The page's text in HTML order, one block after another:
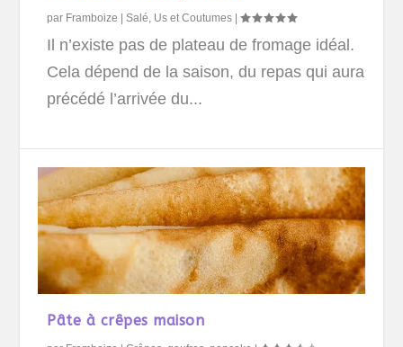
par Framboize |Salé, Us et Coutumes |
Il n’existe pas de plateau de fromage idéal.
Cela dépend de la saison, du repas qui aura
précédé l’arrivée du...
Pâte à crêpes maison